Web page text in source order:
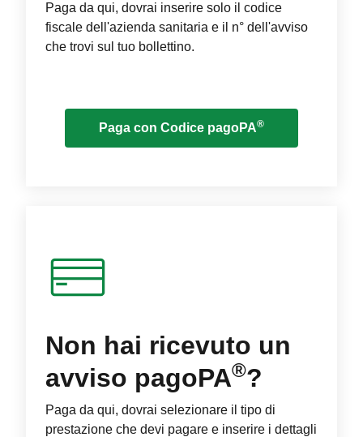
Paga da qui, dovrai inserire solo il codice
fiscale dell'azienda sanitaria e il n° dell'avviso
che trovi sul tuo bollettino.
Paga con Codice pagoPA®
Non hai ricevuto un
avviso pagoPA®?
Paga da qui, dovrai selezionare il tipo di
prestazione che devi pagare e inserire i dettagli